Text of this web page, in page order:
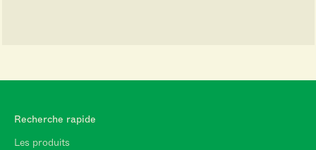
Recherche rapide
Les produits